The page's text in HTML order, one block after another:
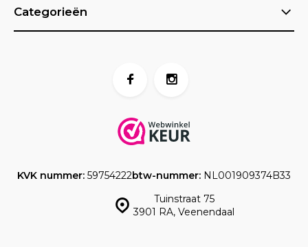
Categorieën
Tuinstraat 75
3901 RA, Veenendaal
KVK nummer: 59754222btw-nummer: NL001909374B33